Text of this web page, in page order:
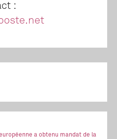
:
a obtenu mandat de la